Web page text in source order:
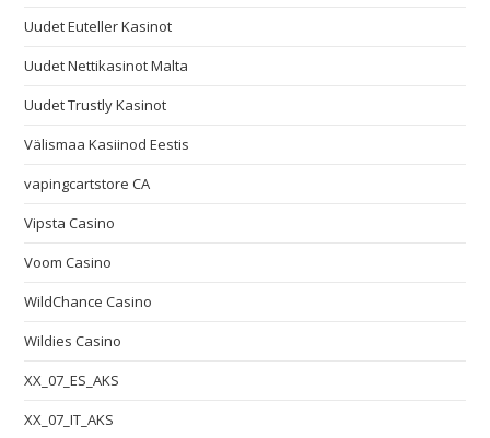
Uudet Euteller Kasinot
Uudet Nettikasinot Malta
Uudet Trustly Kasinot
Välismaa Kasiinod Eestis
vapingcartstore CA
Vipsta Casino
Voom Casino
WildChance Casino
Wildies Casino
XX_07_ES_AKS
XX_07_IT_AKS